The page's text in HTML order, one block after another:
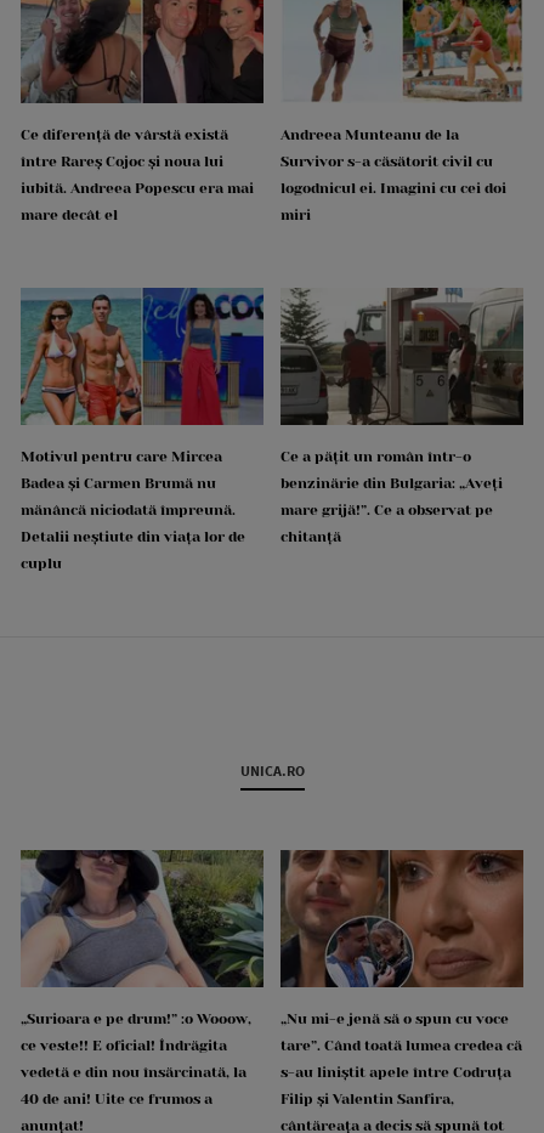
Ce diferență de vârstă există
între Rareș Cojoc și noua lui
iubită. Andreea Popescu era mai
mare decât el
Andreea Munteanu de la
Survivor s-a căsătorit civil cu
logodnicul ei. Imagini cu cei doi
miri
Motivul pentru care Mircea
Badea și Carmen Brumă nu
mănâncă niciodată împreună.
Detalii neștiute din viața lor de
cuplu
Ce a pățit un român într-o
benzinărie din Bulgaria: „Aveți
mare grijă!”. Ce a observat pe
chitanță
UNICA.RO
„Surioara e pe drum!” :o Wooow,
ce veste!! E oficial! Îndrăgita
vedetă e din nou însărcinată, la
40 de ani! Uite ce frumos a
anunțat!
„Nu mi-e jenă să o spun cu voce
tare”. Când toată lumea credea că
s-au liniștit apele între Codruța
Filip și Valentin Sanfira,
cântăreața a decis să spună tot